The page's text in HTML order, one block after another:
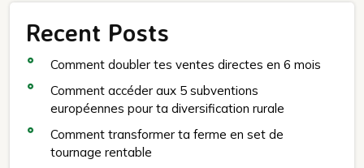
Recent Posts
Comment doubler tes ventes directes en 6 mois
Comment accéder aux 5 subventions
européennes pour ta diversification rurale
Comment transformer ta ferme en set de
tournage rentable